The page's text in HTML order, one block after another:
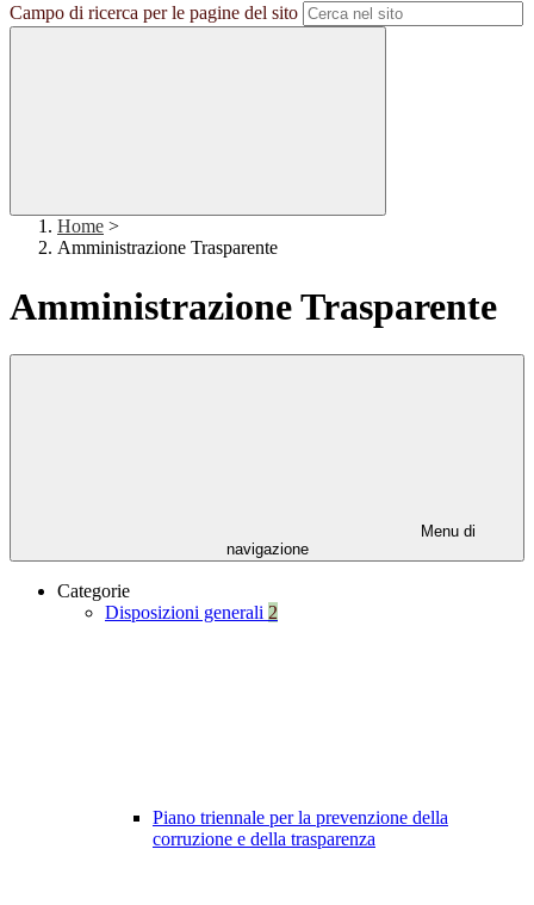
Campo di ricerca per le pagine del sito
Home >
Amministrazione Trasparente
Amministrazione Trasparente
Menu di
navigazione
Categorie
Disposizioni generali 2
Piano triennale per la prevenzione della
corruzione e della trasparenza